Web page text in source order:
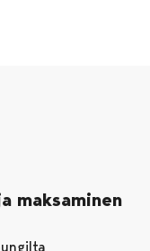
maksaminen